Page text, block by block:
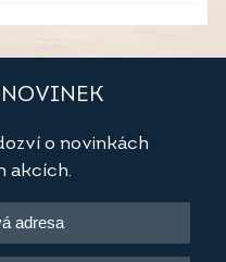
o novinkách
akcích.